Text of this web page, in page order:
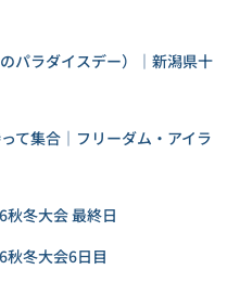
パラダイスデー）｜新潟県十
て集合｜フリーダム・アイラ
秋冬大会 最終日
秋冬大会6日目